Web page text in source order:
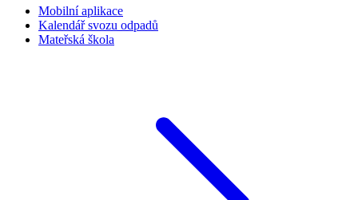
Mobilní aplikace
Kalendář svozu odpadů
Mateřská škola